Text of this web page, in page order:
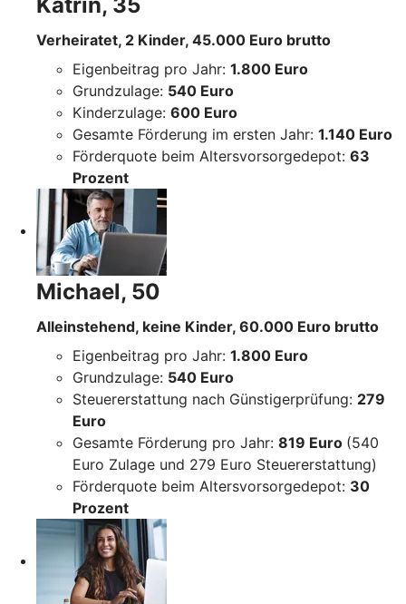
Verheiratet, 2 Kinder, 45.000 Euro brutto
Eigenbeitrag pro Jahr: 1.800 Euro
Grundzulage: 540 Euro
Kinderzulage: 600 Euro
Gesamte Förderung im ersten Jahr: 1.140 Euro
Förderquote beim Altersvorsorgedepot: 63
Prozent
Michael, 50
Alleinstehend, keine Kinder, 60.000 Euro brutto
Eigenbeitrag pro Jahr: 1.800 Euro
Grundzulage: 540 Euro
Steuererstattung nach Günstigerprüfung: 279
Euro
Gesamte Förderung pro Jahr: 819 Euro (540
Euro Zulage und 279 Euro Steuererstattung)
Förderquote beim Altersvorsorgedepot: 30
Prozent